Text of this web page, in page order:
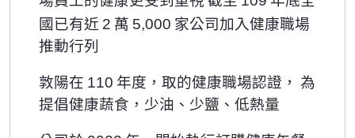
國已有近 2 萬 5,000 家公司加入健康職場
推動行列
敦陽在 110 年度，取的健康職場認證，
為
提倡健康蔬食，少油、少鹽、低熱量